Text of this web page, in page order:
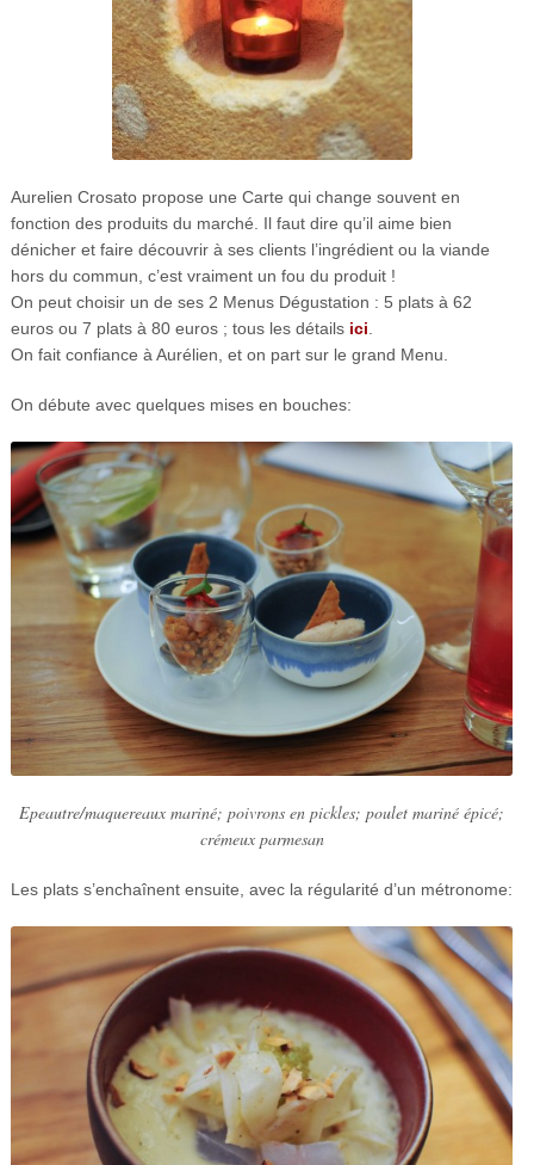
Aurelien Crosato propose une Carte qui change souvent en
fonction des produits du marché. Il faut dire qu’il aime bien
dénicher et faire découvrir à ses clients l’ingrédient ou la viande
hors du commun, c’est vraiment un fou du produit !
On peut choisir un de ses 2 Menus Dégustation : 5 plats à 62
euros ou 7 plats à 80 euros ; tous les détails ici
On fait confiance à Aurélien, et on part sur le grand Menu.
On débute avec quelques mises en bouches:
Epeautre/maquereaux mariné; poivrons en pickles; poulet mariné épicé;
crémeux parmesan
Les plats s’enchaînent ensuite, avec la régularité d’un métronome: